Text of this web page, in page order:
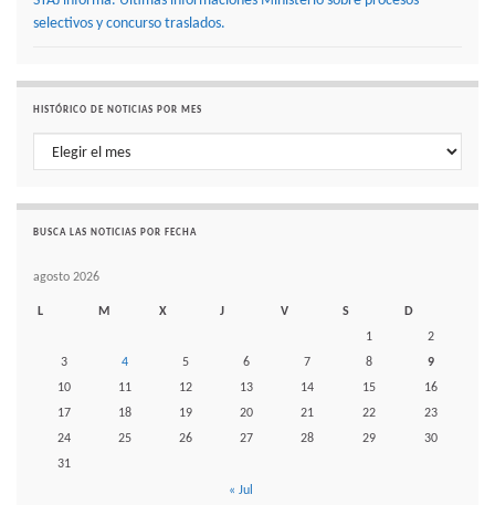
selectivos y concurso traslados.
HISTÓRICO DE NOTICIAS POR MES
Histórico de noticias por mes
BUSCA LAS NOTICIAS POR FECHA
agosto 2026
L M X J V S
D
1
2
3
4 5 6 7 8
9
10
11 12 13 14 15
16
17
18 19 20 21 22
23
24
25 26 27 28 29
30
31
« Jul